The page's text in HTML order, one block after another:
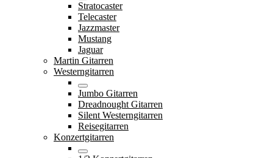
Stratocaster
Telecaster
Jazzmaster
Mustang
Jaguar
Martin Gitarren
Westerngitarren
Jumbo Gitarren
Dreadnought Gitarren
Silent Westerngitarren
Reisegitarren
Konzertgitarren